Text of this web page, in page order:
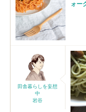
ォー
田舎暮らしを妄想
中
岩谷